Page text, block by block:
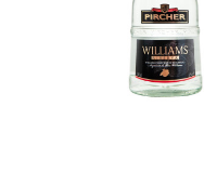
In den Korb